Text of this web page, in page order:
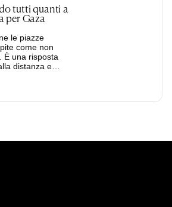
tutti quanti a
per Gaza
le piazze
come non
È una risposta
distanza e